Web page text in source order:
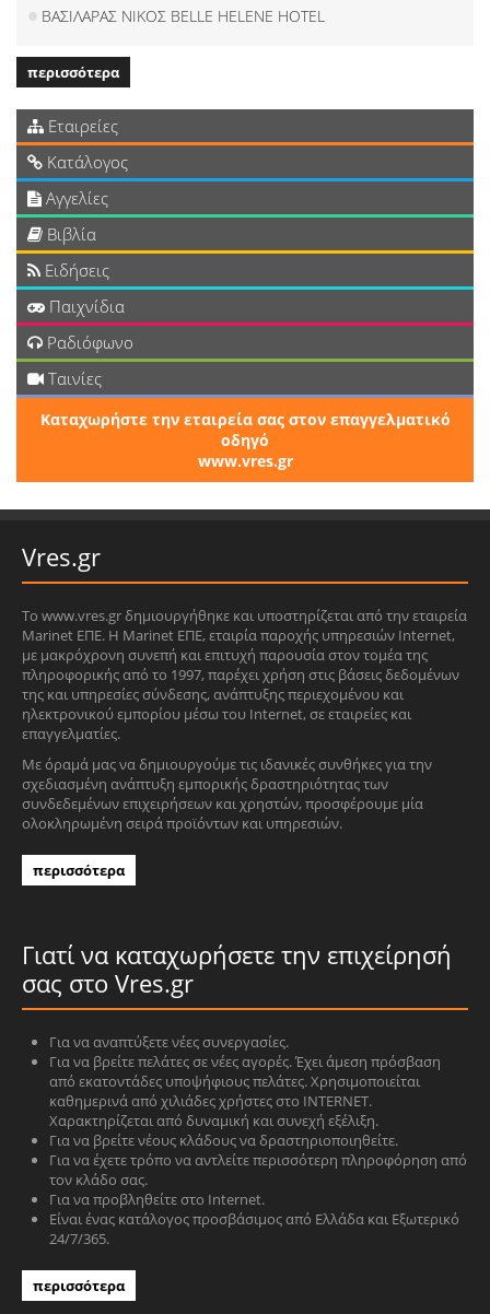
ΒΑΣΙΛΑΡΑΣ ΝΙΚΟΣ BELLE HELENE HOTEL
περισσότερα
Εταιρείες
Κατάλογος
Αγγελίες
Βιβλία
Ειδήσεις
Παιχνίδια
Ραδιόφωνο
Ταινίες
Καταχωρήστε την εταιρεία σας στον επαγγελματικό
οδηγό
www.vres.gr
Vres.gr
Το www.vres.gr δημιουργήθηκε και υποστηρίζεται από την εταιρεία
Marinet ΕΠΕ. Η Marinet ΕΠΕ, εταιρία παροχής υπηρεσιών Internet,
με μακρόχρονη συνεπή και επιτυχή παρουσία στον τομέα της
πληροφορικής από το 1997, παρέχει χρήση στις βάσεις δεδομένων
της και υπηρεσίες σύνδεσης, ανάπτυξης περιεχομένου και
ηλεκτρονικού εμπορίου μέσω του Internet, σε εταιρείες και
επαγγελματίες.
Με όραμά μας να δημιουργούμε τις ιδανικές συνθήκες για την
σχεδιασμένη ανάπτυξη εμπορικής δραστηριότητας των
συνδεδεμένων επιχειρήσεων και χρηστών, προσφέρουμε μία
ολοκληρωμένη σειρά προϊόντων και υπηρεσιών.
περισσότερα
Γιατί να καταχωρήσετε την επιχείρησή
σας στο Vres.gr
Για να αναπτύξετε νέες συνεργασίες.
Για να βρείτε πελάτες σε νέες αγορές. Έχει άμεση πρόσβαση
από εκατοντάδες υποψήφιους πελάτες. Χρησιμοποιείται
καθημερινά από χιλιάδες χρήστες στο INTERNET.
Χαρακτηρίζεται από δυναμική και συνεχή εξέλιξη.
Για να βρείτε νέους κλάδους να δραστηριοποιηθείτε.
Για να έχετε τρόπο να αντλείτε περισσότερη πληροφόρηση από
τον κλάδο σας.
Για να προβληθείτε στο Internet.
Είναι ένας κατάλογος προσβάσιμος από Ελλάδα και Εξωτερικό
24/7/365.
περισσότερα